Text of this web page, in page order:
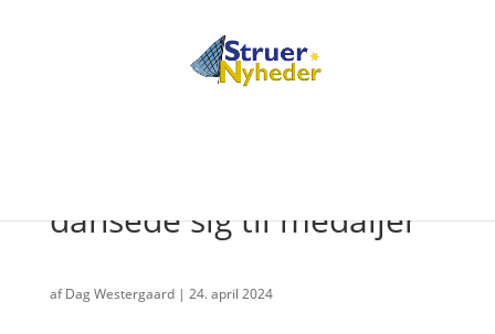
dansede sig til medaljer
afDag Westergaard| 24. april 2024